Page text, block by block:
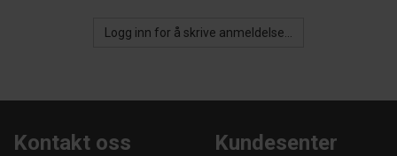
Logg inn for å skrive anmeldelse...
Kontakt oss Kundesenter